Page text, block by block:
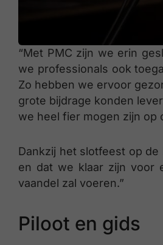
“Met PMC zijn we erin
we professionals ook
Zo hebben we ervoor
grote bijdrage konden
we heel fier mogen zijn op
Dankzij het slotfeest op
en dat we klaar zijn voor
vaandel zal voeren.”
Piloot en gids